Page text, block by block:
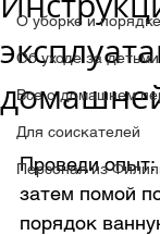
О уборке и порядке
Об уходе за детьми
Все о домашнем
Для соискателей
Персонал из
Проведи опыт:
затем помой
порядок